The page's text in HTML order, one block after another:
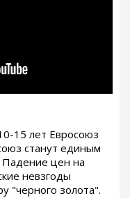
15 лет Евросоюз
станут единым
Падение цен на
невзгоды
"черного золота".